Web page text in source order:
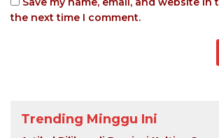
the next time I comment.
Trending Minggu Ini